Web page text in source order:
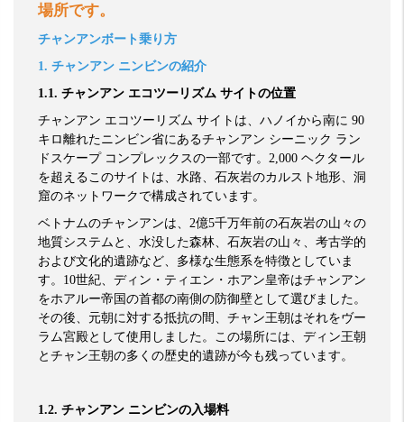
場所です。
チャンアンボート乗り方
1. チャンアン ニンビンの紹介
1.1. チャンアン エコツーリズム サイトの位置
チャンアン エコツーリズム サイトは、ハノイから南に 90
キロ離れたニンビン省にあるチャンアン シーニック ラン
ドスケープ コンプレックスの一部です。 2,000 ヘクタール
を超えるこのサイトは、水路、石灰岩のカルスト地形、洞
窟のネットワークで構成されています。
ベトナムのチャンアンは、 2億5千万年前の石灰岩の山々の
地質システムと、水没した森林、石灰岩の山々、考古学的
および文化的遺跡など、多様な生態系を特徴としていま
す。 10世紀、ディン・ティエン・ホアン皇帝はチャンアン
をホアルー帝国の首都の南側の防御壁として選びました。
その後、元朝に対する抵抗の間、チャン王朝はそれをヴー
ラム宮殿として使用しました。この場所には、ディン王朝
とチャン王朝の多くの歴史的遺跡が今も残っています。
1.2. チャンアン ニンビンの入場料